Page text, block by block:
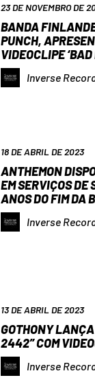
23 DE NOVEMBRO DE
BANDA
PUNCH,
VIDEOCLIPE ‘BAD
Inverse
18 DE ABRIL DE 2023
ANTHEMON
EM SERVIÇOS DE
ANOS DO FIM DA
Inverse
13 DE ABRIL DE 2023
GOTHONY
2442” COM
Inverse